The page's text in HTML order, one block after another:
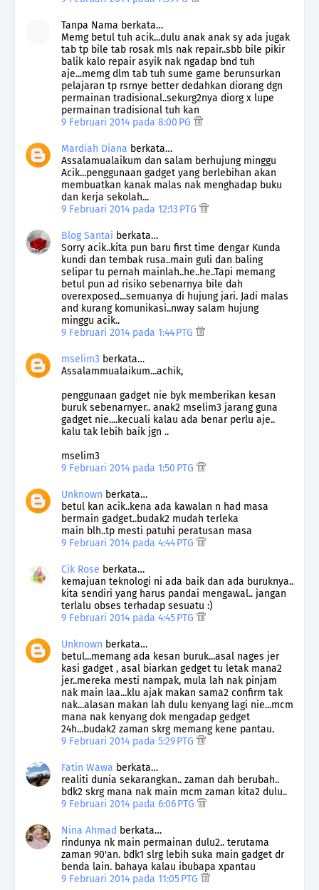
Tanpa Nama berkata…
Memg betul tuh acik...dulu anak anak sy ada jugak
tab tp bile tab rosak mls nak repair..sbb bile pikir
balik kalo repair asyik nak ngadap bnd tuh
aje...memg dlm tab tuh sume game berunsurkan
pelajaran tp rsrnye better dedahkan diorang dgn
permainan tradisional..sekurg2nya diorg x lupe
permainan tradisional tuh kan
9 Februari 2014 pada 8:00 PG
Mardiah Diana berkata…
Assalamualaikum dan salam berhujung minggu
Acik...penggunaan gadget yang berlebihan akan
membuatkan kanak malas nak menghadap buku
dan kerja sekolah...
9 Februari 2014 pada 12:13 PTG
Blog Santai berkata…
Sorry acik..kita pun baru first time dengar Kunda
kundi dan tembak rusa..main guli dan baling
selipar tu pernah mainlah..he..he..Tapi memang
betul pun ad risiko sebenarnya bile dah
overexposed...semuanya di hujung jari. Jadi malas
and kurang komunikasi..nway salam hujung
minggu acik..
9 Februari 2014 pada 1:44 PTG
mselim3 berkata…
Assalammualaikum...achik,
penggunaan gadget nie byk memberikan kesan
buruk sebenarnyer.. anak2 mselim3 jarang guna
gadget nie....kecuali kalau ada benar perlu aje..
kalu tak lebih baik jgn ..
mselim3
9 Februari 2014 pada 1:50 PTG
Unknown berkata…
betul kan acik..kena ada kawalan n had masa
bermain gadget..budak2 mudah terleka
main blh..tp mesti patuhi peratusan masa
9 Februari 2014 pada 4:44 PTG
Cik Rose berkata…
kemajuan teknologi ni ada baik dan ada buruknya..
kita sendiri yang harus pandai mengawal.. jangan
terlalu obses terhadap sesuatu :)
9 Februari 2014 pada 4:45 PTG
Unknown berkata…
betul...memang ada kesan buruk...asal nages jer
kasi gadget , asal biarkan gedget tu letak mana2
jer..mereka mesti nampak, mula lah nak pinjam
nak main laa...klu ajak makan sama2 confirm tak
nak...alasan makan lah dulu kenyang lagi nie...mcm
mana nak kenyang dok mengadap gedget
24h...budak2 zaman skrg memang kene pantau.
9 Februari 2014 pada 5:29 PTG
Fatin Wawa berkata…
realiti dunia sekarangkan.. zaman dah berubah..
bdk2 skrg mana nak main mcm zaman kita2 dulu..
9 Februari 2014 pada 6:06 PTG
Nina Ahmad berkata…
rindunya nk main permainan dulu2.. terutama
zaman 90'an. bdk1 slrg lebih suka main gadget dr
benda lain. bahaya kalau ibubapa xpantau
9 Februari 2014 pada 11:05 PTG